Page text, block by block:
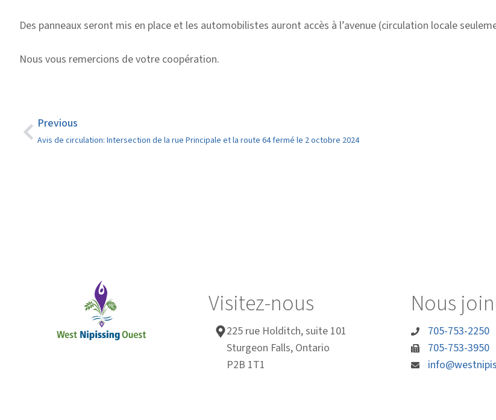
Des panneaux seront mis en place et les automobilistes auront accès à l’avenue (circulation locale
Nous vous remercions de votre coopération.
Previous
Avis de circulation: Intersection de la rue Principale et la route 64 fermé le 2 octobre 2024
Visitez-nous
225 rue Holditch, suite 101
Sturgeon Falls, Ontario
P2B 1T1
Nous
705-753-2250
705-753-3950